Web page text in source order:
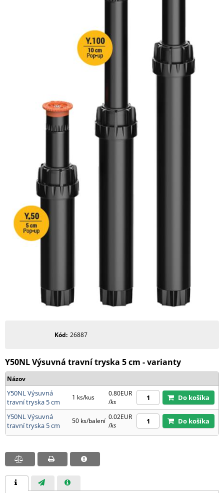
Kód 26887
Y50NL Výsuvná travní tryska 5 cm - varianty
Názov
Y50NL Výsuvná
travní tryska 5 cm
1 ks/kus
0.80EUR
/ks Do košíka
Y50NL Výsuvná
travní tryska 5 cm
50 ks/balení 0.02EUR
/ks Do košíka